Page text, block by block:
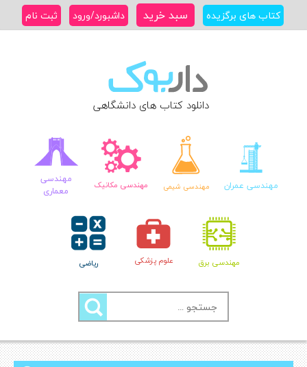
کتاب های برگزیده سبد خرید داشبورد/ورود ثبت نام
دانلود کتاب های دانشگاهی
مهندسی عمران مهندسی شیمی مهندسی مکانیک
مهندسی
معماری
مهندسی برق علوم پزشکی ریاضی
جستجو
برای: